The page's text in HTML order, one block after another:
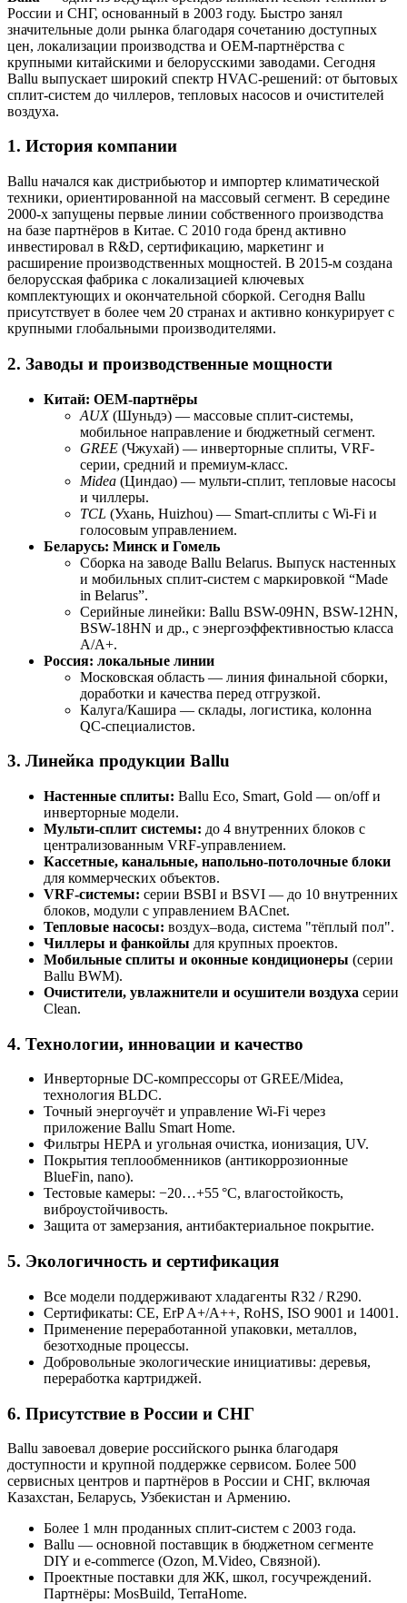
России и СНГ, основанный в 2003 году. Быстро занял
значительные доли рынка благодаря сочетанию доступных
цен, локализации производства и OEM-партнёрства с
крупными китайскими и белорусскими заводами. Сегодня
Ballu выпускает широкий спектр HVAC-решений: от бытовых
сплит-систем до чиллеров, тепловых насосов и очистителей
воздуха.
1. История компании
Ballu начался как дистрибьютор и импортер климатической
техники, ориентированной на массовый сегмент. В середине
2000-х запущены первые линии собственного производства
на базе партнёров в Китае. С 2010 года бренд активно
инвестировал в R&D, сертификацию, маркетинг и
расширение производственных мощностей. В 2015-м создана
белорусская фабрика с локализацией ключевых
комплектующих и окончательной сборкой. Сегодня Ballu
присутствует в более чем 20 странах и активно конкурирует с
крупными глобальными производителями.
2. Заводы и производственные мощности
Китай: OEM-партнёры
AUX(Шуньдэ) — массовые сплит-системы,
мобильное направление и бюджетный сегмент.
GREE (Чжухай) — инверторные сплиты, VRF-
серии, средний и премиум-класс.
Midea (Циндао) — мульти-сплит, тепловые насосы
и чиллеры.
TCL (Ухань, Huizhou) — Smart-сплиты с Wi-Fi и
голосовым управлением.
Беларусь: Минск и Гомель
Сборка на заводе Ballu Belarus. Выпуск настенных
и мобильных сплит-систем с маркировкой “Made
in Belarus”.
Серийные линейки: Ballu BSW-09HN, BSW-12HN,
BSW-18HN и др., с энергоэффективностью класса
A/A+.
Россия: локальные линии
Московская область — линия финальной сборки,
доработки и качества перед отгрузкой.
Калуга/Кашира — склады, логистика, колонна
QC-специалистов.
3. Линейка продукции Ballu
Настенные сплиты: Ballu Eco, Smart, Gold — on/off и
инверторные модели.
Мульти-сплит системы: до 4 внутренних блоков с
централизованным VRF-управлением.
Кассетные, канальные, напольно-потолочные блоки
для коммерческих объектов.
VRF-системы: серии BSBI и BSVI — до 10 внутренних
блоков, модули с управлением BACnet.
Тепловые насосы: воздух–вода, система "тёплый пол".
Чиллеры и фанкойлы для крупных проектов.
Мобильные сплиты и оконные кондиционеры (серии
Ballu BWM).
Очистители, увлажнители и осушители воздуха серии
Clean.
4. Технологии, инновации и качество
Инверторные DC-компрессоры от GREE/Midea,
технология BLDC.
Точный энергоучёт и управление Wi-Fi через
приложение Ballu Smart Home.
Фильтры HEPA и угольная очистка, ионизация, UV.
Покрытия теплообменников (антикоррозионные
BlueFin, nano).
Тестовые камеры: −20…+55 °C, влагостойкость,
виброустойчивость.
Защита от замерзания, антибактериальное покрытие.
5. Экологичность и сертификация
Все модели поддерживают хладагенты R32 / R290.
Сертификаты: CE, ErP A+/A++, RoHS, ISO 9001 и 14001.
Применение переработанной упаковки, металлов,
безотходные процессы.
Добровольные экологические инициативы: деревья,
переработка картриджей.
6. Присутствие в России и СНГ
Ballu завоевал доверие российского рынка благодаря
доступности и крупной поддержке сервисом. Более 500
сервисных центров и партнёров в России и СНГ, включая
Казахстан, Беларусь, Узбекистан и Армению.
Более 1 млн проданных сплит-систем с 2003 года.
Ballu — основной поставщик в бюджетном сегменте
DIY и e-commerce (Ozon, M.Video, Связной).
Проектные поставки для ЖК, школ, госучреждений.
Партнёры: MosBuild, TerraHome.